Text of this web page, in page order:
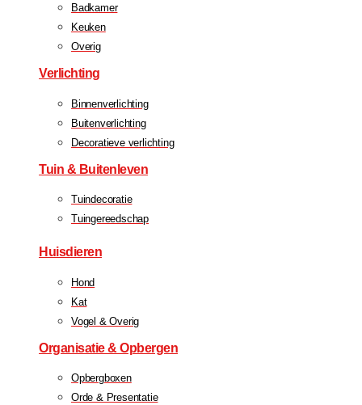
Badkamer
Keuken
Overig
Verlichting
Binnenverlichting
Buitenverlichting
Decoratieve verlichting
Tuin & Buitenleven
Tuindecoratie
Tuingereedschap
Huisdieren
Hond
Kat
Vogel & Overig
Organisatie & Opbergen
Opbergboxen
Orde & Presentatie